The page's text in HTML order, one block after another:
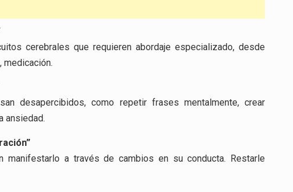
cerebrales que requieren abordaje especializado, desde
medicación.
desapercibidos, como repetir frases mentalmente, crear
ansiedad.
manifestarlo a través de cambios en su conducta. Restarle